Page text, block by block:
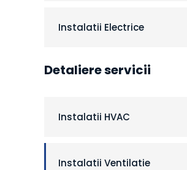
Instalatii Electrice
Detaliere servicii
Instalatii HVAC
Instalatii Ventilatie